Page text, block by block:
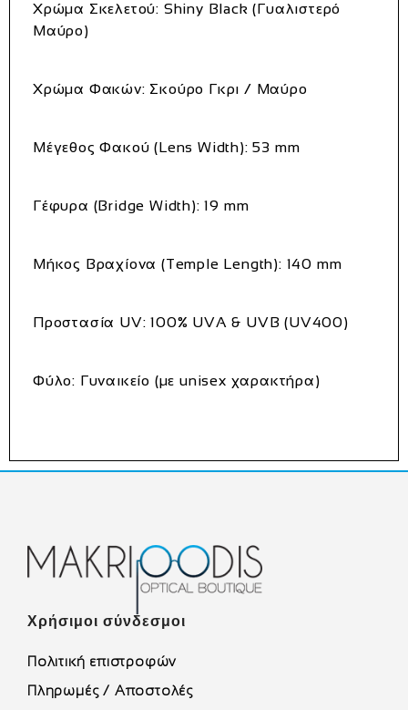
Χρώμα Σκελετού: Shiny Black (Γυαλιστερό
Μαύρο)
Χρώμα Φακών: Σκούρο Γκρι / Μαύρο
Μέγεθος Φακού (Lens Width): 53 mm
Γέφυρα (Bridge Width): 19 mm
Μήκος Βραχίονα (Temple Length): 140 mm
Προστασία UV: 100% UVA & UVB (UV400)
Φύλο: Γυναικείο (με unisex χαρακτήρα)
Χρήσιμοι σύνδεσμοι
Πολιτική επιστροφών
Πληρωμές / Αποστολές